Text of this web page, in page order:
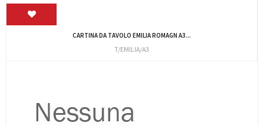
CARTINA DA TAVOLO EMILIA ROMAGN A3...
T/EMILIA/A3